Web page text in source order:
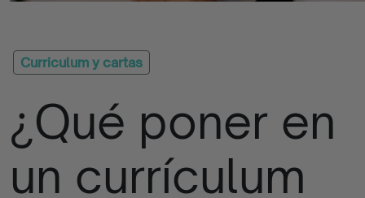
Iniciativa
Contacto
Empresas
Blog
Curriculum y cartas
¿Qué poner en
un currículum